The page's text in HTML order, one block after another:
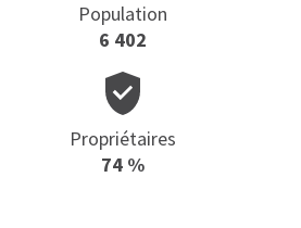
Population
6 402
Propriétaires
74 %